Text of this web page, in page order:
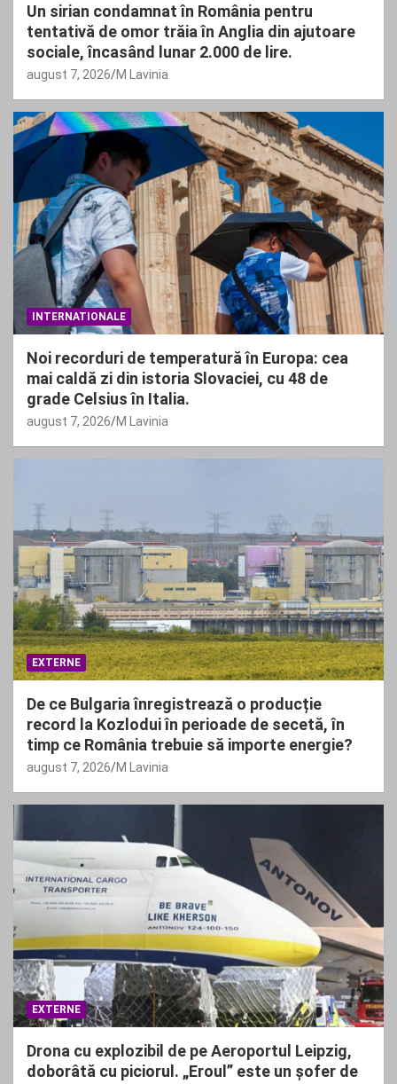
Un sirian condamnat în România pentru
tentativă de omor trăia în Anglia din ajutoare
sociale, încasând lunar 2.000 de lire.
august 7, 2026 M Lavinia
INTERNATIONALE
Noi recorduri de temperatură în Europa: cea
mai caldă zi din istoria Slovaciei, cu 48 de
grade Celsius în Italia.
august 7, 2026 M Lavinia
EXTERNE
De ce Bulgaria înregistrează o producție
record la Kozlodui în perioade de secetă, în
timp ce România trebuie să importe energie?
august 7, 2026 M Lavinia
EXTERNE
Drona cu explozibil de pe Aeroportul Leipzig,
doborâtă cu piciorul. „Eroul” este un șofer de